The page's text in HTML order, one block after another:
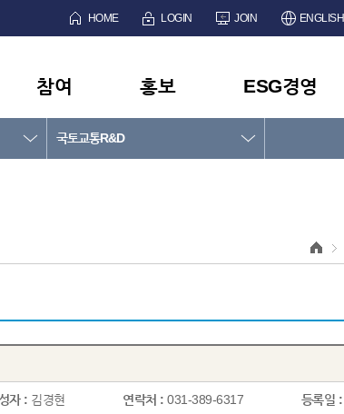
HOME LOGIN JOIN ENGLISH
참여 홍보 ESG경영
국토교통R&D
자 : 김경현 연락처 : 031-389-6317 등록일 :